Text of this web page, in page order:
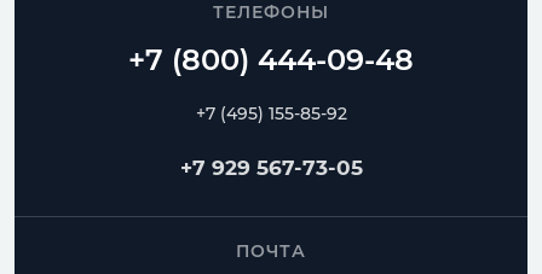
ТЕЛЕФОНЫ
+7 (495) 155-85-92
+7 929 567-73-05
ПОЧТА